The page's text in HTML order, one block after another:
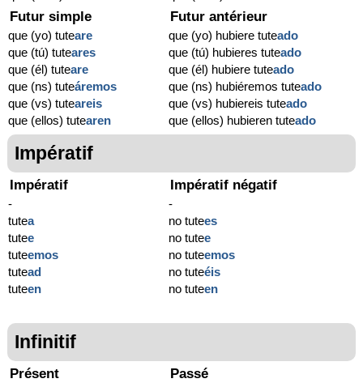
Futur simple
que (yo) tuteare
que (tú) tuteares
que (él) tuteare
que (ns) tuteáremos
que (vs) tuteareis
que (ellos) tutearen
Futur antérieur
que (yo) hubiere tuteado
que (tú) hubieres tuteado
que (él) hubiere tuteado
que (ns) hubiéremos tuteado
que (vs) hubiereis tuteado
que (ellos) hubieren tuteado
Impératif
Impératif
-
tutea
tutee
tuteemos
tutead
tuteen
Impératif négatif
-
no tutees
no tutee
no tuteemos
no tuteéis
no tuteen
Infinitif
Présent Passé